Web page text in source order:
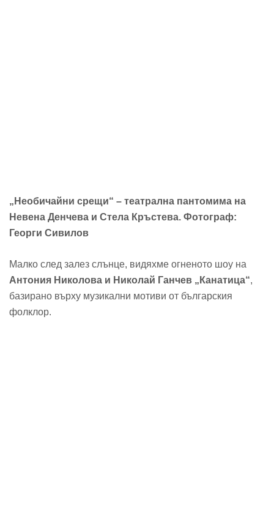
„Необичайни срещи“ – театрална пантомима на
Невена Денчева и Стела Кръстева. Фотограф:
Георги Сивилов
Малко след залез слънце, видяхме огненото шоу на
Антония Николова и Николай Ганчев „Канатица“,
базирано върху музикални мотиви от българския
фолклор.